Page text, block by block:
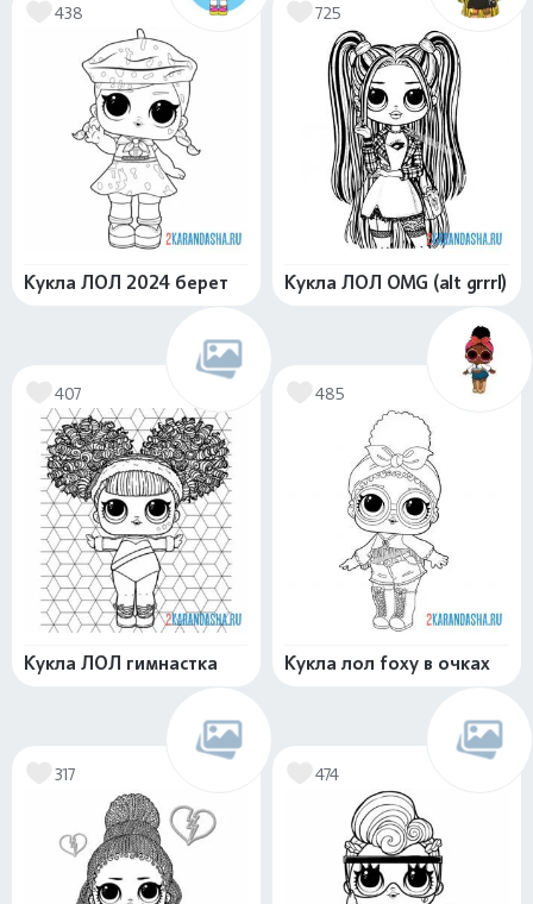
438
Кукла ЛОЛ 2024 берет
725
Кукла ЛОЛ OMG (alt grrrl)
407
Кукла ЛОЛ гимнастка
485
Кукла лол foxy в очках
317 474